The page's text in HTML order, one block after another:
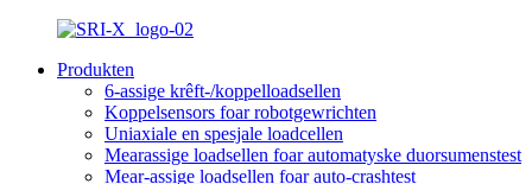
Produkten
6-assige krêft-/koppelloadsellen
Koppelsensors foar robotgewrichten
Uniaxiale en spesjale loadcellen
Mearassige loadsellen foar automatyske duorsumenstest
Mear-assige loadsellen foar auto-crashtest